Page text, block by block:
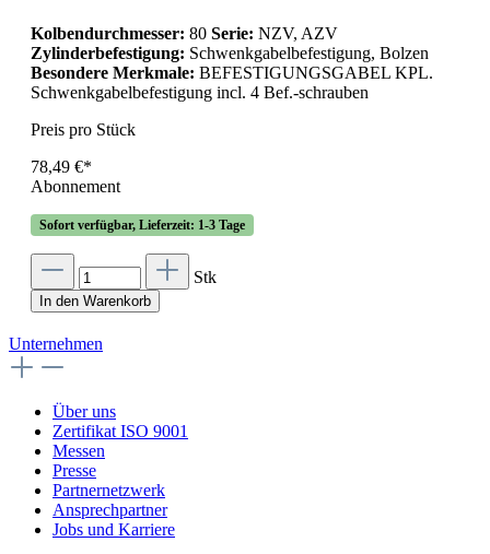
Kolbendurchmesser: 80 Serie: NZV, AZV
Zylinderbefestigung: Schwenkgabelbefestigung, Bolzen
Besondere Merkmale: BEFESTIGUNGSGABEL KPL.
Schwenkgabelbefestigung incl. 4 Bef.-schrauben
Preis pro Stück
78,49 €*
Abonnement
Sofort verfügbar, Lieferzeit: 1-3 Tage
Stk
In den Warenkorb
Unternehmen
Über uns
Zertifikat ISO 9001
Messen
Presse
Partnernetzwerk
Ansprechpartner
Jobs und Karriere